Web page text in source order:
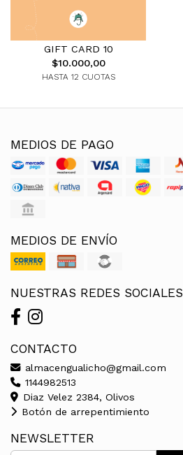
GIFT CARD 10
$10.000,00
HASTA 12 CUOTAS
MEDIOS DE PAGO
MEDIOS DE ENVÍO
NUESTRAS REDES SOCIALES
CONTACTO
almacengualicho@gmail.com
1144982513
Diaz Velez 2384, Olivos
Botón de arrepentimiento
NEWSLETTER